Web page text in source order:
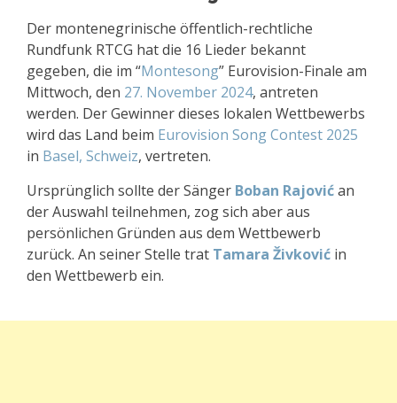
Der montenegrinische öffentlich-rechtliche
Rundfunk RTCG hat die 16 Lieder bekannt
gegeben, die im “Montesong” Eurovision-Finale am
Mittwoch, den 27. November 2024, antreten
werden. Der Gewinner dieses lokalen Wettbewerbs
wird das Land beim Eurovision Song Contest 2025
in Basel, Schweiz, vertreten.
Ursprünglich sollte der Sänger Boban Rajovićan
der Auswahl teilnehmen, zog sich aber aus
persönlichen Gründen aus dem Wettbewerb
zurück. An seiner Stelle trat Tamara Živković in
den Wettbewerb ein.